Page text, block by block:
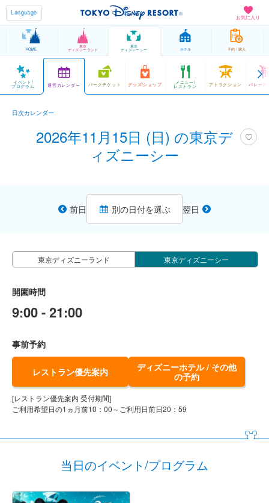
お気に入り
Language
HOME
東京
ディズニーランド
東京
ディズニーシー ホテル 予約 / 購入
イベント/
プログラム 運営カレンダー パークチケット グッズ/ショップ メニュー/
レストラン アトラクション パレード
日次カレンダー
2026年11月15日 (日) の東京デ
ィズニーシー
前日 別の日付を選ぶ 翌日
東京ディズニーランド 東京ディズニーシー
開園時間
9:00 - 21:00
事前予約
レストラン優先案内
ディズニーホテル / その他
の予約
[レストラン優先案内 受付期間]
ご利用希望日の1ヵ月前10：00～ご利用日前日20：59
当日のイベント/プログラム